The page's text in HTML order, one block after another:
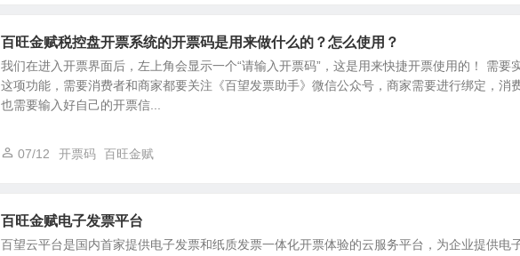
百旺金赋税控盘开票系统的开票码是用来做什么的？怎么使用？
我们在进入开票界面后，左上角会显示一个“请输入开票码”，这是用来快捷开票使用的！ 需要
这项功能，需要消费者和商家都要关注《百望发票助手》微信公众号，商家需要进行绑定，消
也需要输入好自己的开票信...
07/12 开票码 百旺金赋
百旺金赋电子发票平台
百望云平台是国内首家提供电子发票和纸质发票一体化开票体验的云服务平台，为企业提供电